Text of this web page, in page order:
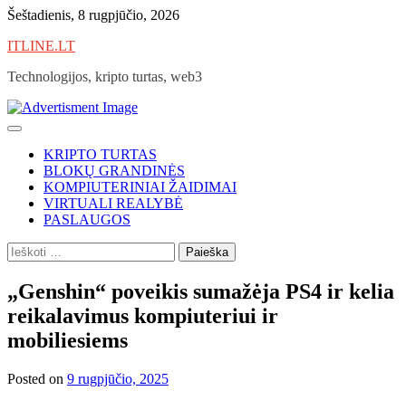
Skip
content
Šeštadienis, 8 rugpjūčio, 2026
ITLINE.LT
Technologijos, kripto turtas, web3
KRIPTO TURTAS
BLOKŲ GRANDINĖS
KOMPIUTERINIAI ŽAIDIMAI
VIRTUALI REALYBĖ
PASLAUGOS
Ieškoti:
„Genshin“ poveikis sumažėja PS4 ir kelia
reikalavimus kompiuteriui ir
mobiliesiems
Posted on 9 rugpjūčio, 2025